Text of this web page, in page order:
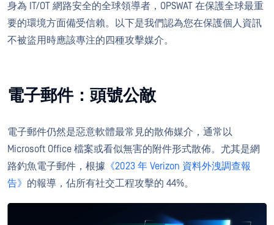
身為 IT/OT 網路安全的全球領導者，OPSWAT 在保護全球最重
要的環境方面備受信賴。以下是我們認為您在保護個人資訊
不被盜用時應該專注的四種攻擊媒介。
電子郵件：頭號公敵
電子郵件仍然是惡意軟體最常見的散佈媒介，通常以
Microsoft Office 檔案或看似無害的附件形式散佈。尤其是網
路釣魚電子郵件，根據 《2023 年 Verizon 資料外洩調查報
告》 的報導，佔所有社交工程攻擊的 44%。